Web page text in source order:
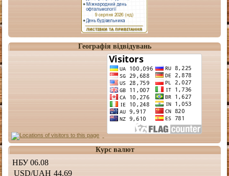
Географія відвідувань
Курс валют